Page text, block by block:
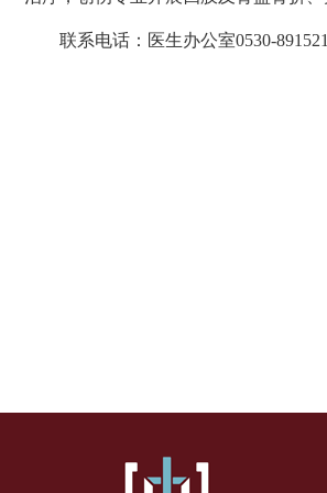
联系电话： 医生办公室0530-891521